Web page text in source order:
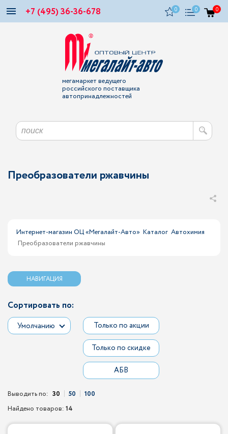
+7 (495) 36-36-678 0 0 0
мегамаркет ведущего
российского поставщика
автопринадлежностей
Преобразователи ржавчины
Интернет-магазин ОЦ «Мегалайт-Авто» Каталог Автохимия
Преобразователи ржавчины
НАВИГАЦИЯ
Сортировать по:
Умолчанию Только по акции
Только по скидке
АБВ
Выводить по: 30 50
100
Найдено товаров: 14